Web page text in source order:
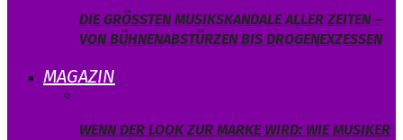
DIE GRÖSSTEN MUSIKSKANDALE ALLER ZEITEN – V
ON BÜHNENABSTÜRZEN BIS DROGENEXZESSEN
MAGAZIN
WENN DER LOOK ZUR MARKE WIRD: WIE MUSIKER